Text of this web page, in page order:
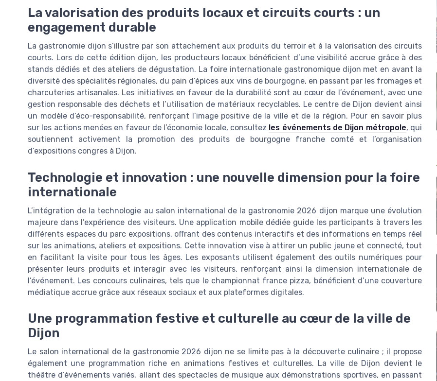
La valorisation des produits locaux et circuits courts : un
engagement durable
La gastronomie dijon s’illustre par son attachement aux produits du terroir et à la valorisation des circuits
courts. Lors de cette édition dijon, les producteurs locaux bénéficient d’une visibilité accrue grâce à des
stands dédiés et des ateliers de dégustation. La foire internationale gastronomique dijon met en avant la
diversité des spécialités régionales, du pain d’épices aux vins de bourgogne, en passant par les fromages et
charcuteries artisanales. Les initiatives en faveur de la durabilité sont au cœur de l’événement, avec une
gestion responsable des déchets et l’utilisation de matériaux recyclables. Le centre de Dijon devient ainsi
un modèle d’éco-responsabilité, renforçant l’image positive de la ville et de la région. Pour en savoir plus
sur les actions menées en faveur de l’économie locale, consultez les événements de Dijon métropole, qui
soutiennent activement la promotion des produits de bourgogne franche comté et l’organisation
d’expositions congres à Dijon.
Technologie et innovation : une nouvelle dimension pour la foire
internationale
L’intégration de la technologie au salon international de la gastronomie 2026 dijon marque une évolution
majeure dans l’expérience des visiteurs. Une application mobile dédiée guide les participants à travers les
différents espaces du parc expositions, offrant des contenus interactifs et des informations en temps réel
sur les animations, ateliers et expositions. Cette innovation vise à attirer un public jeune et connecté, tout
en facilitant la visite pour tous les âges. Les exposants utilisent également des outils numériques pour
présenter leurs produits et interagir avec les visiteurs, renforçant ainsi la dimension internationale de
l’événement. Les concours culinaires, tels que le championnat france pizza, bénéficient d’une couverture
médiatique accrue grâce aux réseaux sociaux et aux plateformes digitales.
Une programmation festive et culturelle au cœur de la ville de
Dijon
Le salon international de la gastronomie 2026 dijon ne se limite pas à la découverte culinaire ; il propose
également une programmation riche en animations festives et culturelles. La ville de Dijon devient le
théâtre d’événements variés, allant des spectacles de musique aux démonstrations sportives, en passant